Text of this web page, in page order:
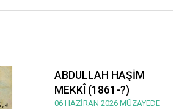
ABDULLAH HAŞİM
MEKKÎ (1861-?)
06 HAZİRAN 2026 MÜZAYEDE